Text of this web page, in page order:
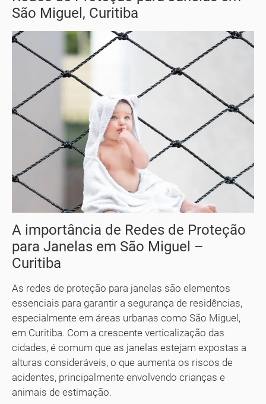
São Miguel, Curitiba
A importância de Redes de Proteção
para Janelas em São Miguel –
Curitiba
As redes de proteção para janelas são elementos
essenciais para garantir a segurança de residências,
especialmente em áreas urbanas como São Miguel,
em Curitiba. Com a crescente verticalização das
cidades, é comum que as janelas estejam expostas a
alturas consideráveis, o que aumenta os riscos de
acidentes, principalmente envolvendo crianças e
animais de estimação.